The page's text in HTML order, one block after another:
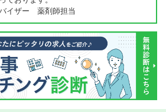
イザー 薬剤師担当